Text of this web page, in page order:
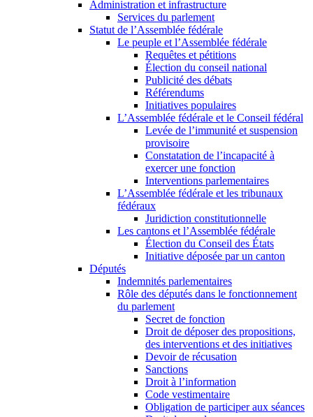
Administration et infrastructure
Services du parlement
Statut de l’Assemblée fédérale
Le peuple et l’Assemblée fédérale
Requêtes et pétitions
Élection du conseil national
Publicité des débats
Référendums
Initiatives populaires
L’Assemblée fédérale et le Conseil fédéral
Levée de l’immunité et suspension
provisoire
Constatation de l’incapacité à
exercer une fonction
Interventions parlementaires
L’Assemblée fédérale et les tribunaux
fédéraux
Juridiction constitutionnelle
Les cantons et l’Assemblée fédérale
Élection du Conseil des États
Initiative déposée par un canton
Députés
Indemnités parlementaires
Rôle des députés dans le fonctionnement
du parlement
Secret de fonction
Droit de déposer des propositions,
des interventions et des initiatives
Devoir de récusation
Sanctions
Droit à l’information
Code vestimentaire
Obligation de participer aux séances